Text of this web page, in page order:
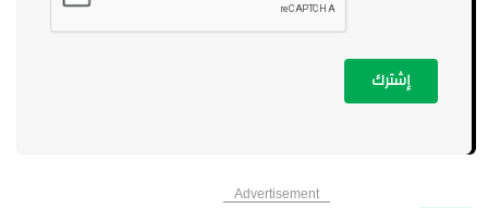
إشترك
Advertisement